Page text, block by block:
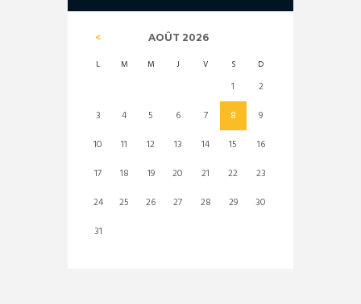
AOÛT 2026
L M M J V S D
1
2
3
4 5 6 7 8
9
10
11 12 13 14 15
16
17
18 19 20 21 22
23
24
25 26 27 28 29
30
31